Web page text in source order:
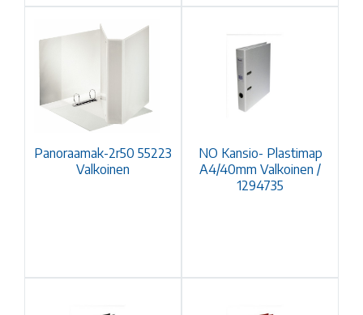
Panoraamak-2r50 55223
Valkoinen
NO Kansio- Plastimap
A4/40mm Valkoinen /
1294735